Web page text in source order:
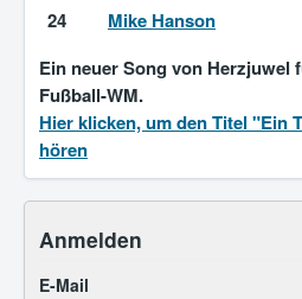
24 Mike Hanson
Ein neuer Song von Herzjuwel
Fußball-WM.
Hier klicken, um den Titel "Ein
hören
Anmelden
E-Mail